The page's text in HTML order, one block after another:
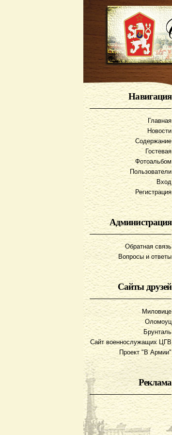
Навигация
Главная
Новости
Содержание
Гостевая
Фотоальбом
Пользователи
Вход
Регистрация
Администрация
Обратная связь
Вопросы и ответы
Сайты друзей
Миловице
Оломоуц
Брунталь
Сайт военнослужащих ЦГВ
Проект "В Армии"
Реклама